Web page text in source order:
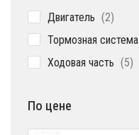
Двигатель 22
Тормозная система
Ходовая часть 55
По цене